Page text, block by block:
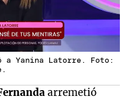
a Yanina Latorre. Foto:
arremetió